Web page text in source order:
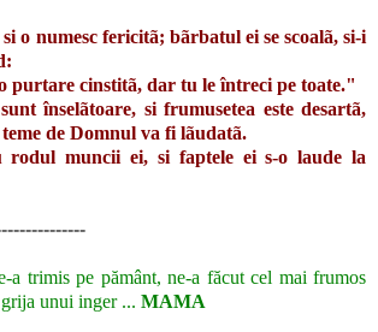
si o numesc fericitã; bãrbatul ei se scoalã, si-i
purtare cinstitã, dar tu le întreci pe toate."
înselãtoare, si frumusetea este desartã,
de Domnul va fi lãudatã.
rodul muncii ei, si faptele ei s-o laude la
a trimis pe pământ, ne-a făcut cel mai frumos
unui inger ... MAMA